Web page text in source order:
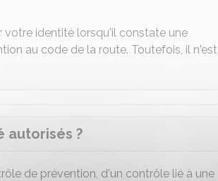
votre identité lorsqu'il constate une
au code de la route. Toutefois, il n'est
autorisés ?
de prévention, d'un contrôle lié à une